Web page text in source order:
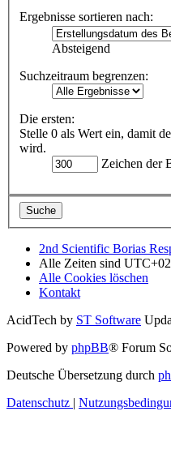
Ergebnisse sortieren nach:
Absteigend
Suchzeitraum begrenzen:
Die ersten:
Stelle 0 als Wert ein, damit
wird.
Zeichen der
2nd Scientific Borias
Alle Zeiten sind
Alle Cookies löschen
Kontakt
AcidTech by ST Software
Powered by phpBB® Forum
Deutsche Übersetzung durch
Datenschutz |